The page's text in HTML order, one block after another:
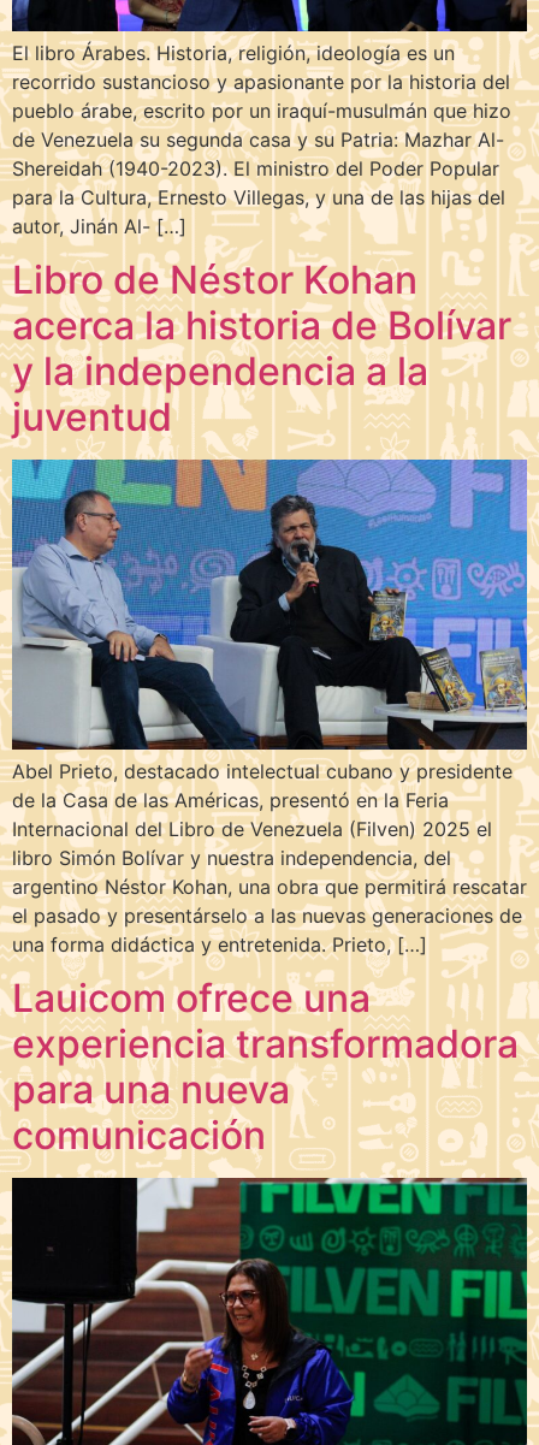
El libro Árabes. Historia, religión, ideología es un
recorrido sustancioso y apasionante por la historia del
pueblo árabe, escrito por un iraquí-musulmán que hizo
de Venezuela su segunda casa y su Patria: Mazhar Al-
Shereidah (1940-2023). El ministro del Poder Popular
para la Cultura, Ernesto Villegas, y una de las hijas del
autor, Jinán Al- […]
Libro de Néstor Kohan
acerca la historia de Bolívar
y la independencia a la
juventud
Abel Prieto, destacado intelectual cubano y presidente
de la Casa de las Américas, presentó en la Feria
Internacional del Libro de Venezuela (Filven) 2025 el
libro Simón Bolívar y nuestra independencia, del
argentino Néstor Kohan, una obra que permitirá rescatar
el pasado y presentárselo a las nuevas generaciones de
una forma didáctica y entretenida. Prieto, […]
Lauicom ofrece una
experiencia transformadora
para una nueva
comunicación